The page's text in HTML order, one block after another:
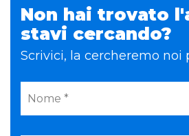
Non hai trovato
stavi cercando?
Scrivici, la cercheremo noi